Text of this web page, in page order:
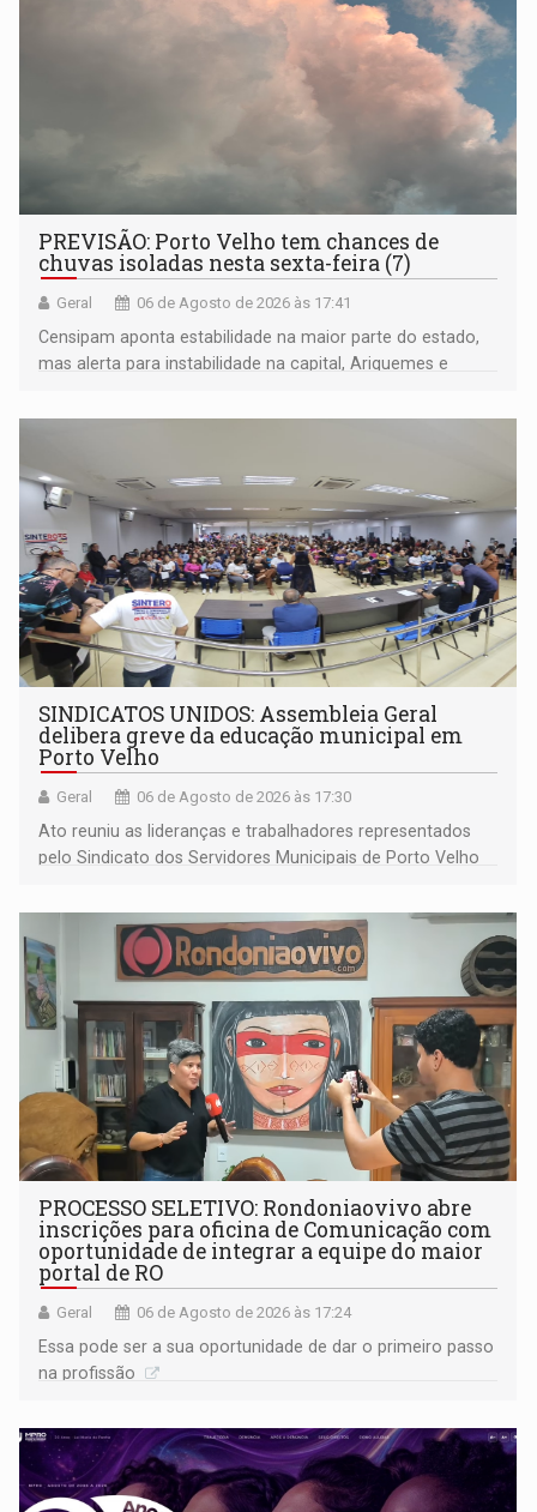
PREVISÃO: Porto Velho tem chances de
chuvas isoladas nesta sexta-feira (7)
Geral 06 de Agosto de 2026 às 17:41
Censipam aponta estabilidade na maior parte do estado,
mas alerta para instabilidade na capital, Ariquemes e
SINDICATOS UNIDOS: Assembleia Geral
delibera greve da educação municipal em
Porto Velho
Geral 06 de Agosto de 2026 às 17:30
Ato reuniu as lideranças e trabalhadores representados
pelo Sindicato dos Servidores Municipais de Porto Velho
PROCESSO SELETIVO: Rondoniaovivo abre
inscrições para oficina de Comunicação com
oportunidade de integrar a equipe do maior
portal de RO
Geral 06 de Agosto de 2026 às 17:24
Essa pode ser a sua oportunidade de dar o primeiro passo
na profissão